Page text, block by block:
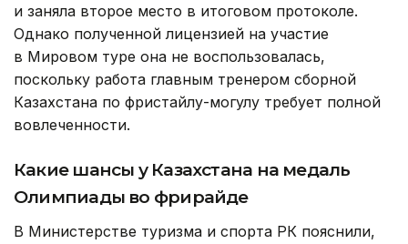
и заняла второе место в итоговом протоколе.
Однако полученной лицензией на участие
в Мировом туре она не воспользовалась,
поскольку работа главным тренером сборной
Казахстана по фристайлу-могулу требует полной
вовлеченности.
Какие шансы у Казахстана на медаль
Олимпиады во фрирайде
В Министерстве туризма и спорта РК пояснили,